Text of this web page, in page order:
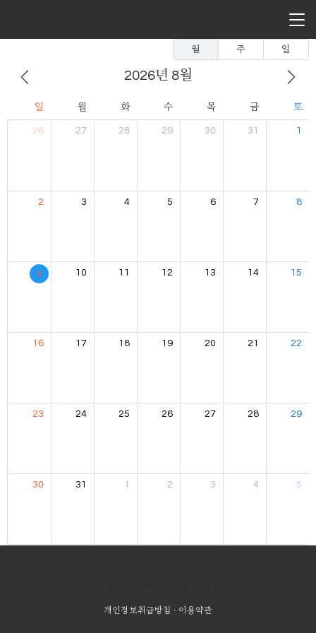
월 주 일
2026년 8월
일 월 화 수 목 금 토
26 27 28 29 30 31 1
2 3 4 5 6 7 8
9 10 11 12 13 14 15
16 17 18 19 20 21 22
23 24 25 26 27 28 29
30 31 1 2 3 4 5
개인정보취급방침 · 이용약관